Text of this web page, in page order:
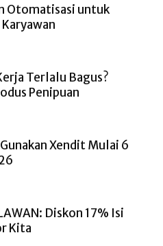
Otomatisasi untuk
Terlalu Bagus?
Penipuan
Xendit Mulai 6
Diskon 17% Isi
Kita